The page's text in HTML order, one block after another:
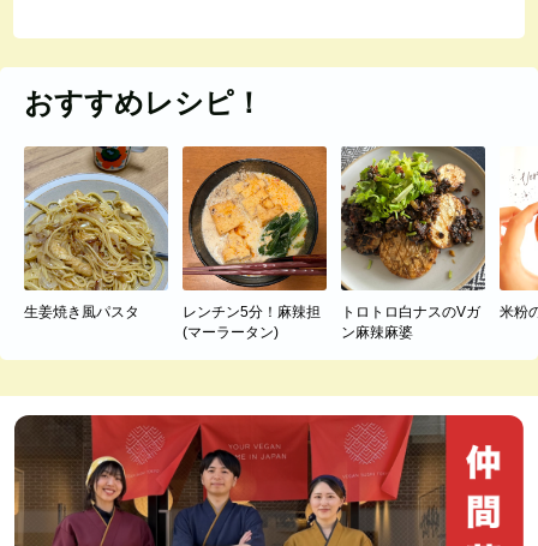
おすすめレシピ！
生姜焼き風パスタ
レンチン5分！麻辣担
(マーラータン)
トロトロ白ナスのVガ
ン麻辣麻婆
米粉